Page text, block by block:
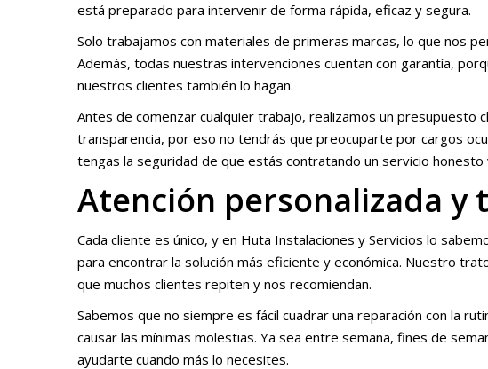
está preparado para intervenir de forma rápida, eficaz y segura.
Solo trabajamos con materiales de primeras marcas, lo que nos
Además, todas nuestras intervenciones cuentan con garantía,
nuestros clientes también lo hagan.
Antes de comenzar cualquier trabajo, realizamos un presupuesto
transparencia, por eso no tendrás que preocuparte por cargos
tengas la seguridad de que estás contratando un servicio
Atención personalizada y
Cada cliente es único, y en Huta Instalaciones y Servicios lo
para encontrar la solución más eficiente y económica. Nuestro
que muchos clientes repiten y nos recomiendan.
Sabemos que no siempre es fácil cuadrar una reparación con la
causar las mínimas molestias. Ya sea entre semana, fines de
ayudarte cuando más lo necesites.